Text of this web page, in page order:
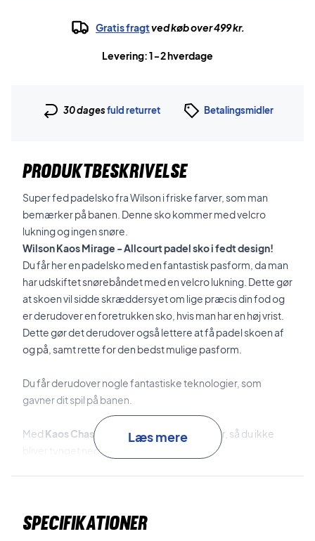
Gratis fragtved køb over 499 kr.
Levering: 1-2 hverdage
30 dagesfuld returret Betalingsmidler
PRODUKTBESKRIVELSE
Super fed padelsko fra Wilson i friske farver, som man
bemærker på banen. Denne sko kommer med velcro
lukning og ingen snøre.
Wilson Kaos Mirage - Allcourt padel sko i fedt design!
Du får her en padelsko med en fantastisk pasform, da man
har udskiftet snørebåndet med en velcro lukning. Dette gør
at skoen vil sidde skræddersyet om lige præcis din fod og
er derudover en foretrukken sko, hvis man har en høj vrist.
Dette gør det derudover også lettere at få padel skoen af
og på, samt rette for den bedst mulige pasform.
Du får derudover nogle fantastiske teknologier, som
gavner dit spil på banen.
Med Kaos Chassis
får du letvægtsmaterialer, så du ikke
bliver tynget ned på banen.
Padelskoens øverste del er designet af mesh struktur, som
Læs mere
Specifikationer